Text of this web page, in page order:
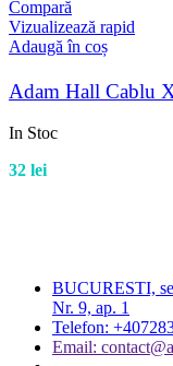
Compară
Vizualizează rapid
Adaugă în coș
Adam Hall Cablu
In Stoc
32 lei
BUCURESTI,
Nr. 9, ap. 1
Telefon:
Email: